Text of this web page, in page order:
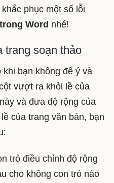
phục một số lỗi
Word nhé!
trang soạn thảo
bạn không để ý và
vượt ra khỏi lề của
và đưa độ rộng của
của trang văn bản, bạn
trỏ điều chỉnh độ rộng
cho không con trỏ nào